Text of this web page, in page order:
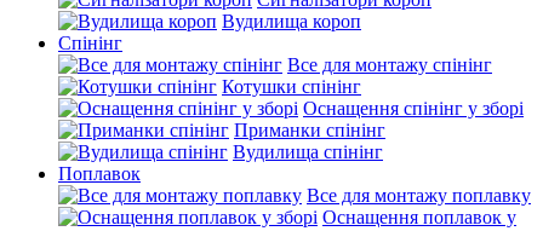
Вудилища короп
Спінінг
Все для монтажу спінінг
Котушки спінінг
Оснащення спінінг у зборі
Приманки спінінг
Вудилища спінінг
Поплавок
Все для монтажу поплавку
Оснащення поплавок у